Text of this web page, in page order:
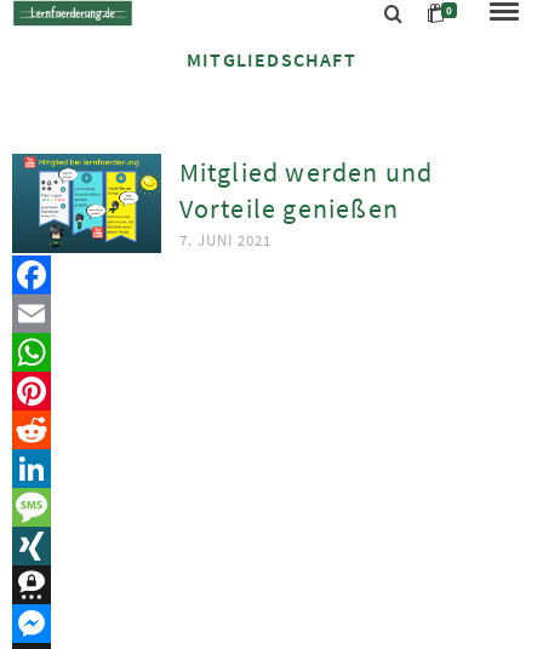
0
MITGLIEDSCHAFT
Mitglied werden und
Vorteile genießen
7. JUNI 2021
Facebook
Email
WhatsApp
Pinterest
Reddit
LinkedIn
Message
XING
Threema